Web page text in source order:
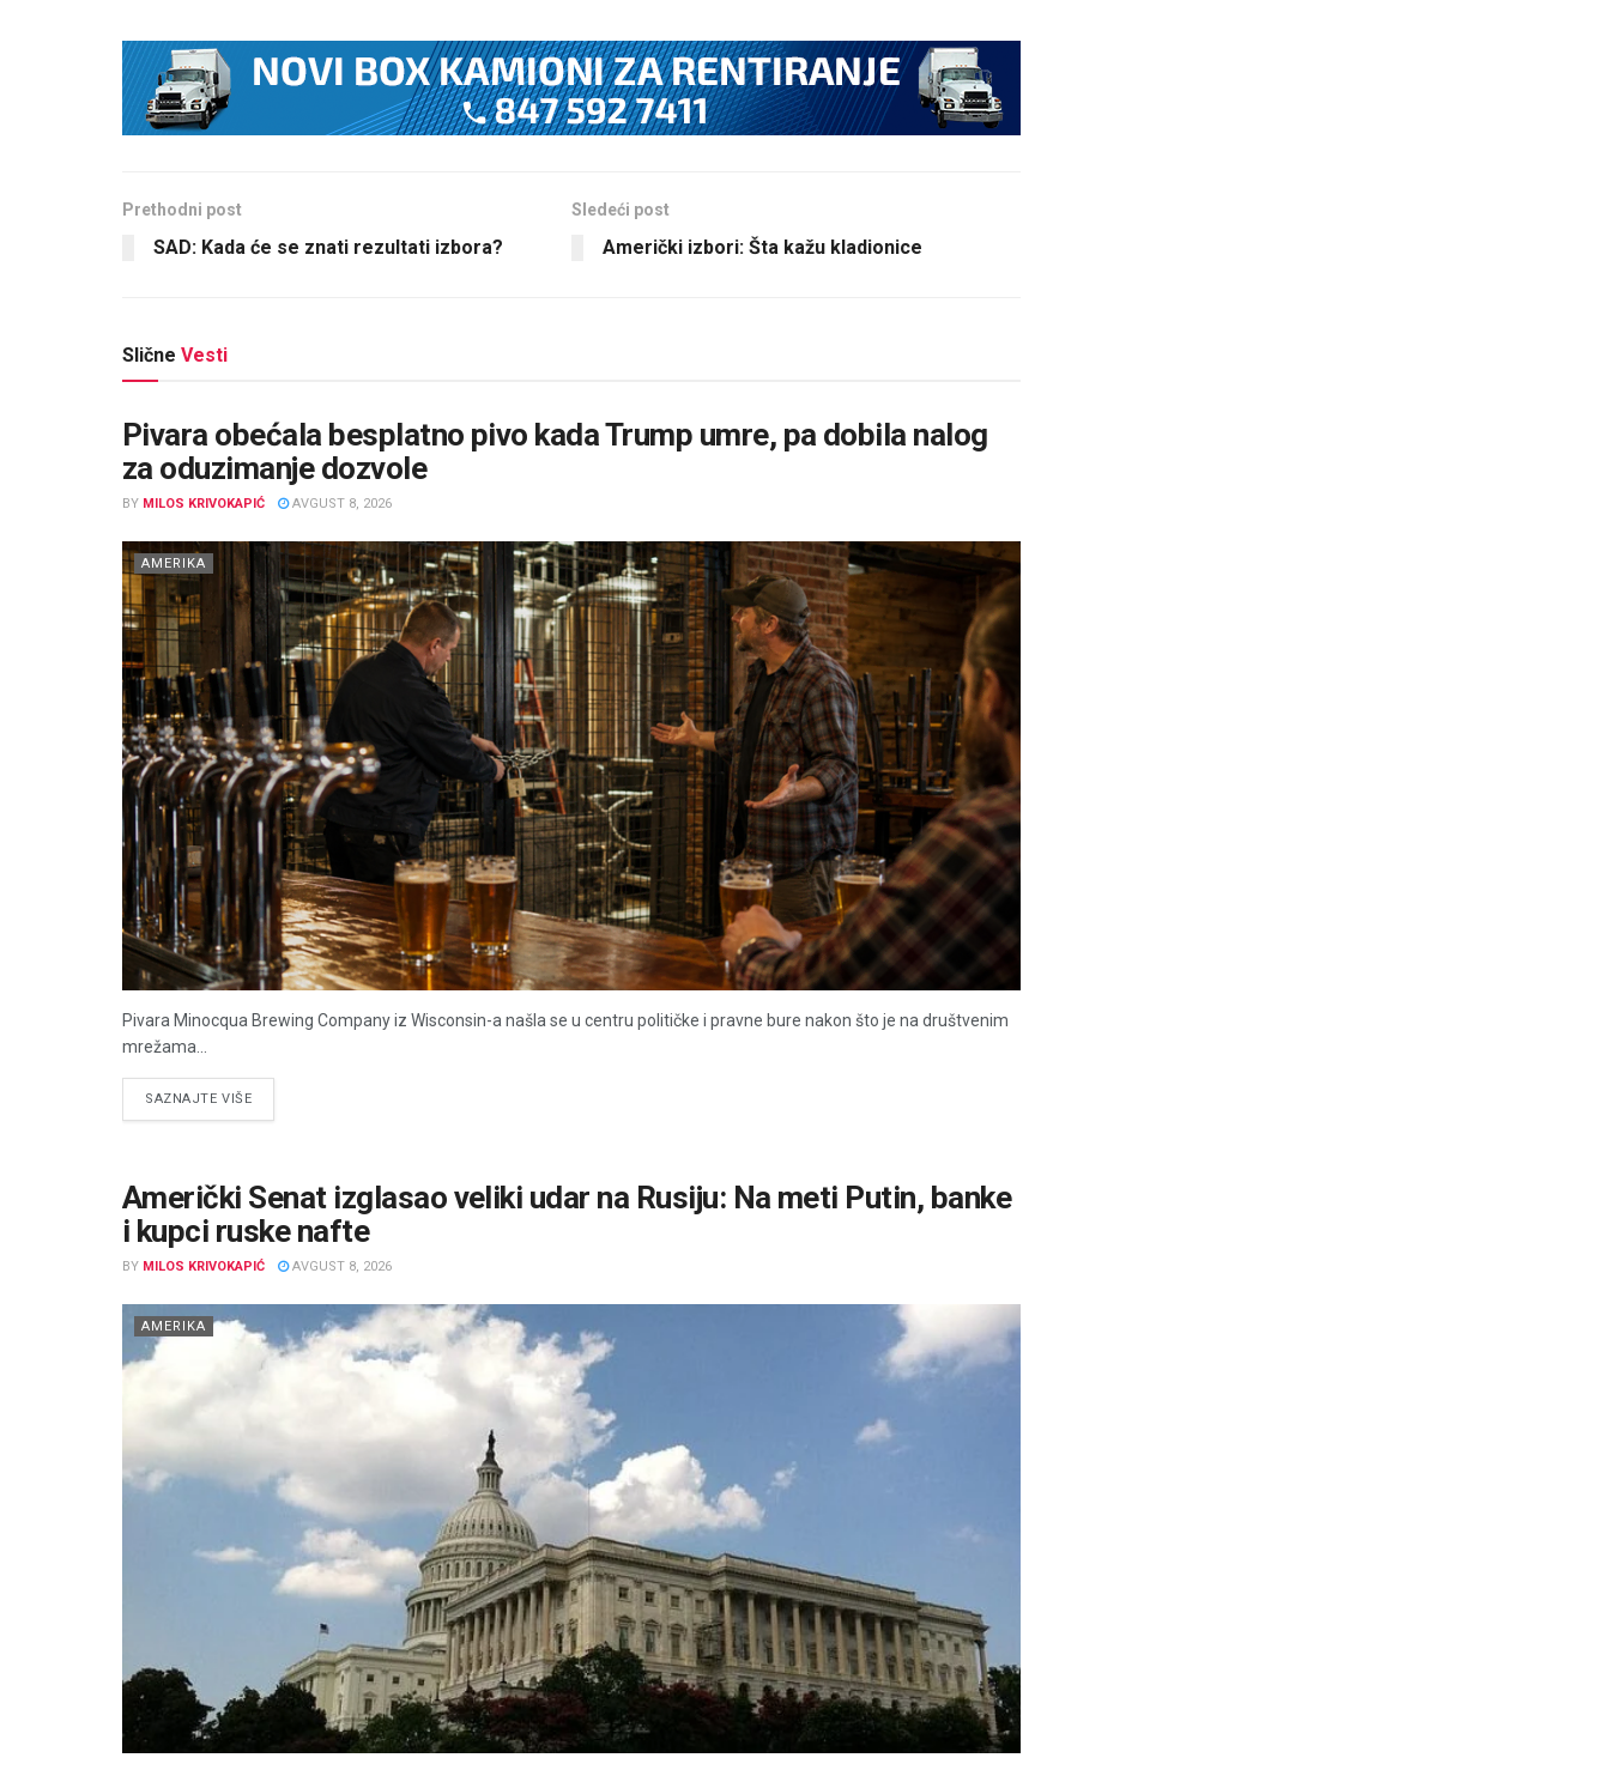
Prethodni post
SAD: Kada će se znati rezultati izbora?
Sledeći post
Američki izbori: Šta kažu kladionice
Slične Vesti
Pivara obećala besplatno pivo kada Trump umre, pa dobila nalog
za oduzimanje dozvole
BY MILOS KRIVOKAPIĆ AVGUST 8, 2026
AMERIKA
Pivara Minocqua Brewing Company iz Wisconsin-a našla se u centru političke i pravne bure nakon što je na društvenim
mrežama...
SAZNAJTE VIŠEDETAILS
Američki Senat izglasao veliki udar na Rusiju: Na meti Putin, banke
i kupci ruske nafte
BY MILOS KRIVOKAPIĆ AVGUST 8, 2026
AMERIKA